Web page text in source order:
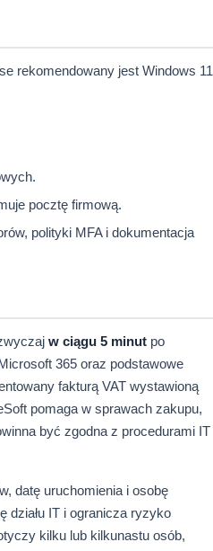
rekomendowany jest Windows 11
pocztę firmową.
polityki MFA i dokumentacja
w ciągu 5 minut po
365 oraz podstawowe
fakturą VAT wystawioną
pomaga w sprawach zakupu,
być zgodna z procedurami IT
datę uruchomienia i osobę
działu IT i ogranicza ryzyko
kilku lub kilkunastu osób,